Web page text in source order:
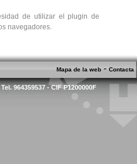
de utilizar el plugin de
navegadores.
Mapa de la web - Contacta
964359537 - CIF P1200000F